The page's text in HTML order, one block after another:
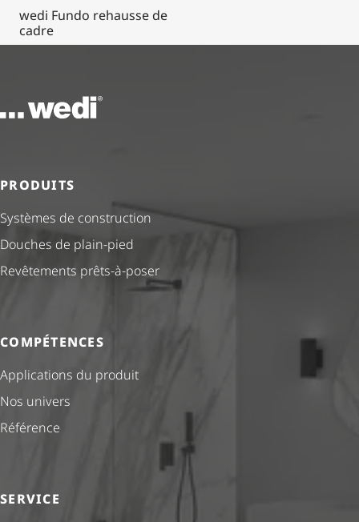
wedi Fundo rehausse de
cadre
Vers la page d'accueil
PRODUITS
Systèmes de construction
Douches de plain-pied
Revêtements prêts-à-poser
COMPÉTENCES
Applications du produit
Nos univers
Référence
SERVICE